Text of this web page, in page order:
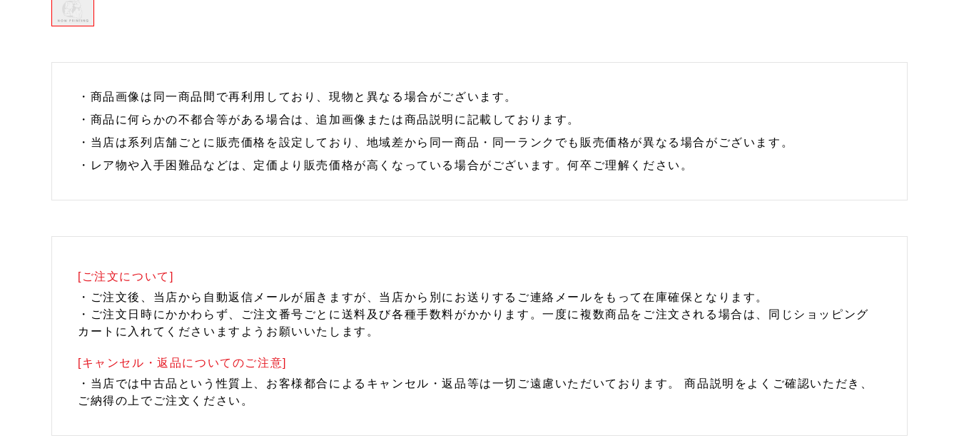
・商品画像は同一商品間で再利用しており、現物と異なる場合がございます。
・商品に何らかの不都合等がある場合は、追加画像または商品説明に記載しております。
・当店は系列店舗ごとに販売価格を設定しており、地域差から同一商品・同一ランクでも販売価格が異なる場合がございます。
・レア物や入手困難品などは、定価より販売価格が高くなっている場合がございます。何卒ご理解ください。
[ご注文について]
・ご注文後、当店から自動返信メールが届きますが、当店から別にお送りするご連絡メールをもって在庫確保となります。
・ご注文日時にかかわらず、ご注文番号ごとに送料及び各種手数料がかかります。一度に複数商品をご注文される場合は、同じショッピング
カートに入れてくださいますようお願いいたします。
[キャンセル・返品についてのご注意]
・当店では中古品という性質上、お客様都合によるキャンセル・返品等は一切ご遠慮いただいております。 商品説明をよくご確認いただき、
ご納得の上でご注文ください。